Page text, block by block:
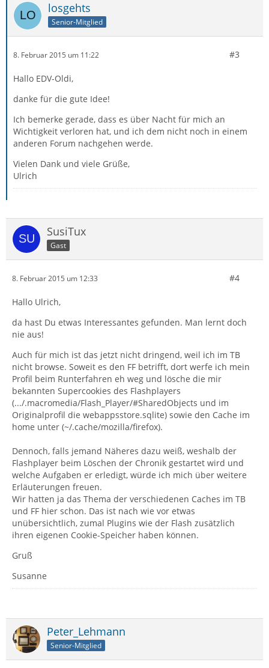
losgehts
Senior-Mitglied
8. Februar 2015 um 11:22 #3
Hallo EDV-Oldi,
danke für die gute Idee!
Ich bemerke gerade, dass es über Nacht für mich an
Wichtigkeit verloren hat, und ich dem nicht noch in einem
anderen Forum nachgehen werde.
Vielen Dank und viele Grüße,
Ulrich
SusiTux
Gast
8. Februar 2015 um 12:33 #4
Hallo Ulrich,
da hast Du etwas Interessantes gefunden. Man lernt doch
nie aus!
Auch für mich ist das jetzt nicht dringend, weil ich im TB
nicht browse. Soweit es den FF betrifft, dort werfe ich mein
Profil beim Runterfahren eh weg und lösche die mir
bekannten Supercookies des Flashplayers
(.../.macromedia/Flash_Player/#SharedObjects und im
Originalprofil die webappsstore.sqlite) sowie den Cache im
home unter (~/.cache/mozilla/firefox).
Dennoch, falls jemand Näheres dazu weiß, weshalb der
Flashplayer beim Löschen der Chronik gestartet wird und
welche Aufgaben er erledigt, würde ich mich über weitere
Erläuterungen freuen.
Wir hatten ja das Thema der verschiedenen Caches im TB
und FF hier schon. Das ist nach wie vor etwas
unübersichtlich, zumal Plugins wie der Flash zusätzlich
ihren eigenen Cookie-Speicher haben können.
Gruß
Susanne
Peter_Lehmann
Senior-Mitglied